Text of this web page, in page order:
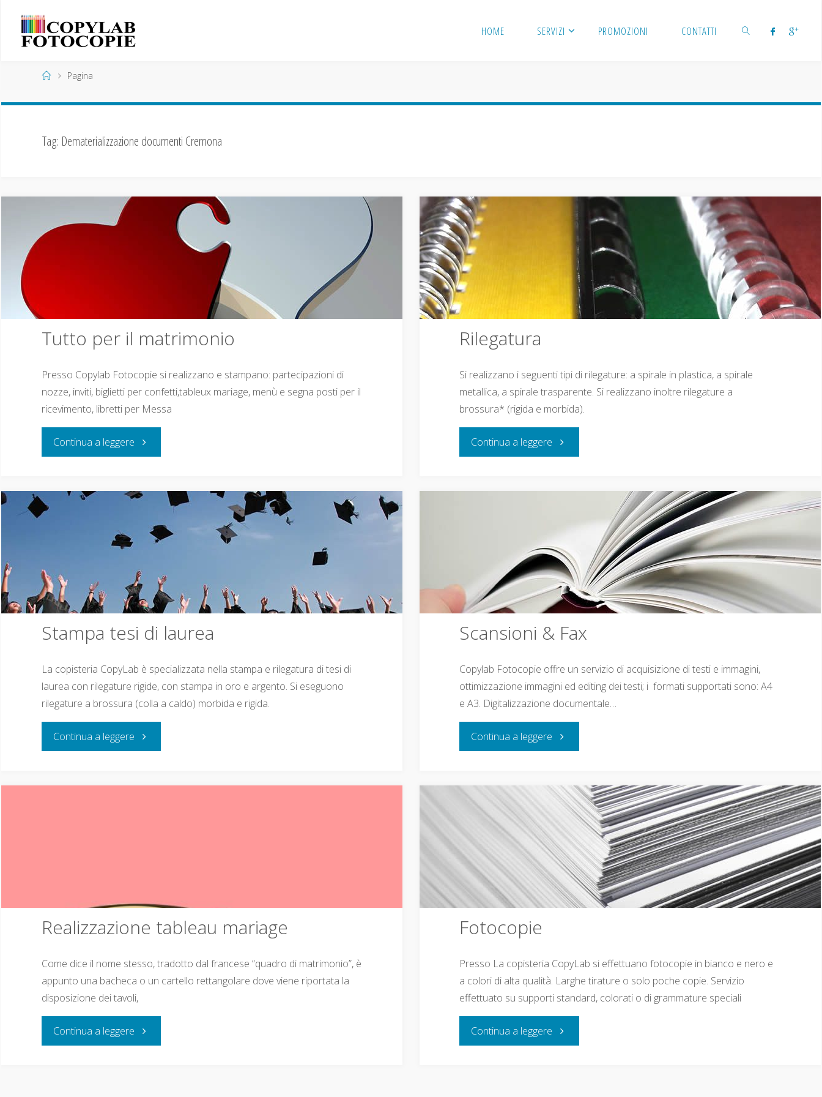
HOME SERVIZI PROMOZIONI CONTATTI
Pagina
Tag: Dematerializzazione documenti Cremona
Tutto per il matrimonio
Presso Copylab Fotocopie si realizzano e stampano: partecipazioni di
nozze, inviti, biglietti per confetti,tableux mariage, menù e segna posti per il
ricevimento, libretti per Messa
Continua a leggere
Rilegatura
Si realizzano i seguenti tipi di rilegature: a spirale in plastica, a spirale
metallica, a spirale trasparente. Si realizzano inoltre rilegature a
brossura* (rigida e morbida).
Continua a leggere
Stampa tesi di laurea
La copisteria CopyLab è specializzata nella stampa e rilegatura di tesi di
laurea con rilegature rigide, con stampa in oro e argento. Si eseguono
rilegature a brossura (colla a caldo) morbida e rigida.
Continua a leggere
Scansioni & Fax
Copylab Fotocopie offre un servizio di acquisizione di testi e immagini,
ottimizzazione immagini ed editing dei testi; i formati supportati sono: A4
e A3. Digitalizzazione documentale…
Continua a leggere
Realizzazione tableau mariage
Come dice il nome stesso, tradotto dal francese “quadro di matrimonio”, è
appunto una bacheca o un cartello rettangolare dove viene riportata la
disposizione dei tavoli,
Continua a leggere
Fotocopie
Presso La copisteria CopyLab si effettuano fotocopie in bianco e nero e
a colori di alta qualità. Larghe tirature o solo poche copie. Servizio
effettuato su supporti standard, colorati o di grammature speciali
Continua a leggere